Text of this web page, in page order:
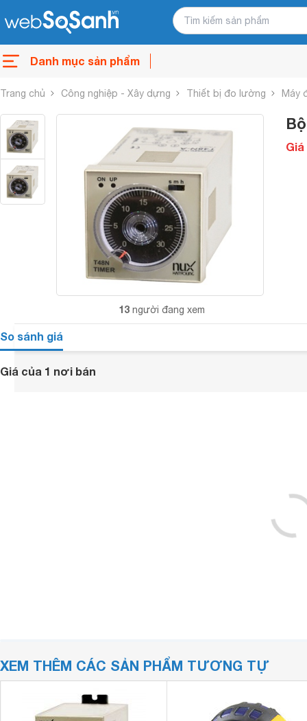
Danh mục sản phẩm
Trang chủ Công nghiệp - Xây dựng Thiết bị đo lường Máy
13 người đang xem
So sánh giá
Giá của 1 nơi bán
XEM THÊM CÁC SẢN PHẨM TƯƠNG TỰ